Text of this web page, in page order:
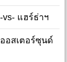
vs- แฮร์ธ่าฯ
อสเตอร์ซุนด์